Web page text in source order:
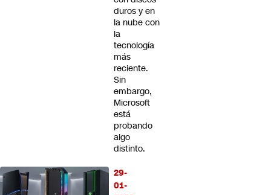
duros y en
la nube con
la
tecnología
más
reciente.
Sin
embargo,
Microsoft
está
probando
algo
distinto.
29-
01-